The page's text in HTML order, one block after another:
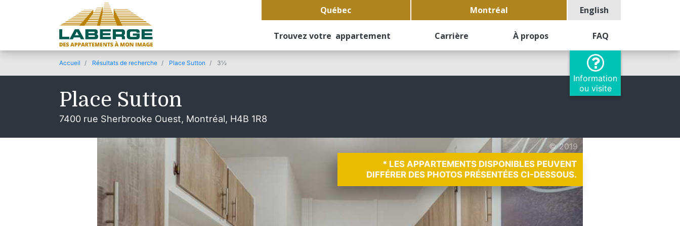
Québec Montréal English
Trouvez votre appartement Carrière À propos FAQ
Information
ou visite
Accueil Résultats de recherche Place Sutton 3½
Place Sutton
7400 rue Sherbrooke Ouest, Montréal, H4B 1R8
© 2019
* LES APPARTEMENTS DISPONIBLES PEUVENT
DIFFÉRER DES PHOTOS PRÉSENTÉES CI-DESSOUS.